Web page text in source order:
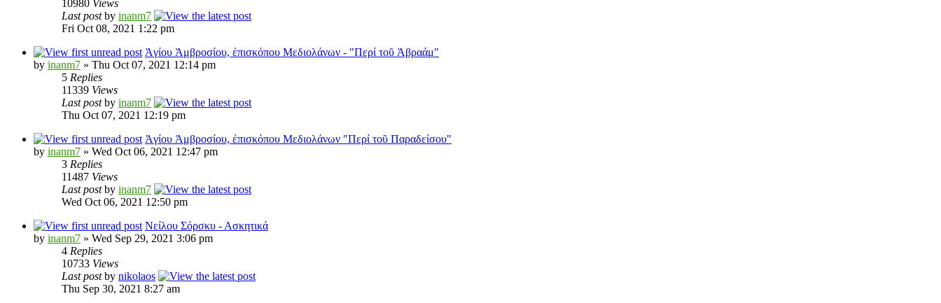
10980 Views
Last postby inanm7
Fri Oct 08, 2021 1:22 pm
Ἀγίου Ἀμβροσίου, ἐπισκόπου Μεδιολάνων - "Περί τοῦ Ἀβραάμ"
by inanm7 » Thu Oct 07, 2021 12:14 pm
5 Replies
11339 Views
Last postby inanm7
Thu Oct 07, 2021 12:19 pm
Ἀγίου Ἀμβροσίου, ἐπισκόπου Μεδιολάνων "Περί τοῦ Παραδείσου"
by inanm7 » Wed Oct 06, 2021 12:47 pm
3 Replies
11487 Views
Last postby inanm7
Wed Oct 06, 2021 12:50 pm
Νείλου Σόρσκυ - Ασκητικά
by inanm7 » Wed Sep 29, 2021 3:06 pm
4 Replies
10733 Views
Last postby nikolaos
Thu Sep 30, 2021 8:27 am